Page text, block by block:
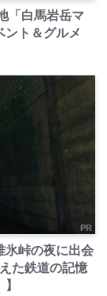
「白馬岩岳マ
ント＆グルメ
PR
氷峠の夜に出会
た鉄道の記憶